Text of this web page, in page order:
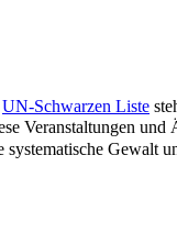
UN-Schwarzen Liste
Veranstaltungen und
Gewalt